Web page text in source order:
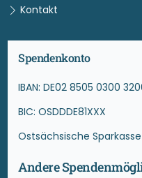
Kontakt
Spendenkonto
IBAN: DE02 8505 0300
BIC: OSDDDE81XXX
Ostsächsische Sparkasse
Andere